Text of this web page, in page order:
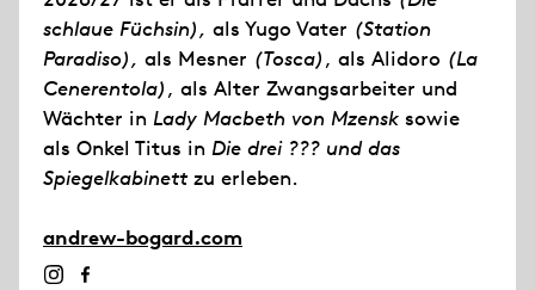
schlaue Füchsin), als Yugo Vater (Station
Paradiso), als Mesner (Tosca), als Alidoro (La
Cenerentola), als Alter Zwangsarbeiter und
Wächter in Lady Macbeth von Mzensk sowie
als Onkel Titus in Die drei ??? und das
Spiegelkabinettzu erleben.
andrew-bogard.com